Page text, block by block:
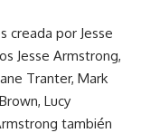
creada por Jesse
Jesse Armstrong,
Tranter, Mark
Lucy
también